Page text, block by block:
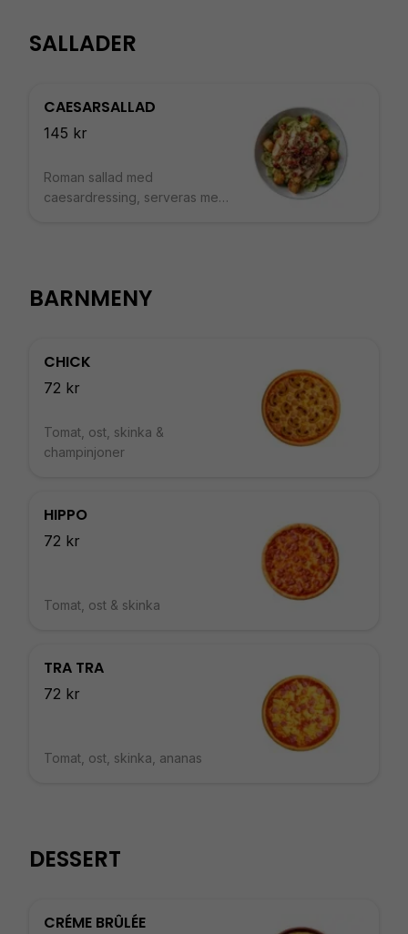
SALLADER
CAESARSALLAD
145 kr
Roman sallad med
caesardressing, serveras med
BARNMENY
CHICK
72 kr
Tomat, ost, skinka &
champinjoner
HIPPO
72 kr
Tomat, ost & skinka
TRA TRA
72 kr
Tomat, ost, skinka, ananas
DESSERT
CRÉME BRÛLÉE